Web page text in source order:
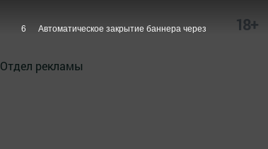
18+
Отдел рекламы
5 Автоматическое закрытие баннера через